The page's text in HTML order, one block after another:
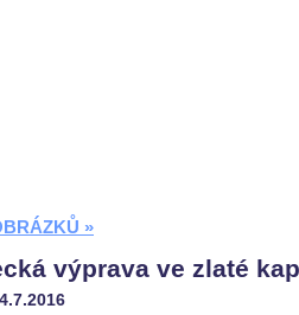
»
výprava ve zlaté
4.7.2016